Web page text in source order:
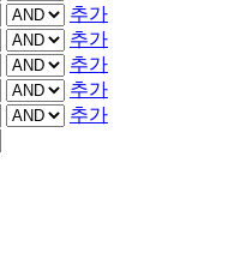
추가
추가
추가
추가
추가